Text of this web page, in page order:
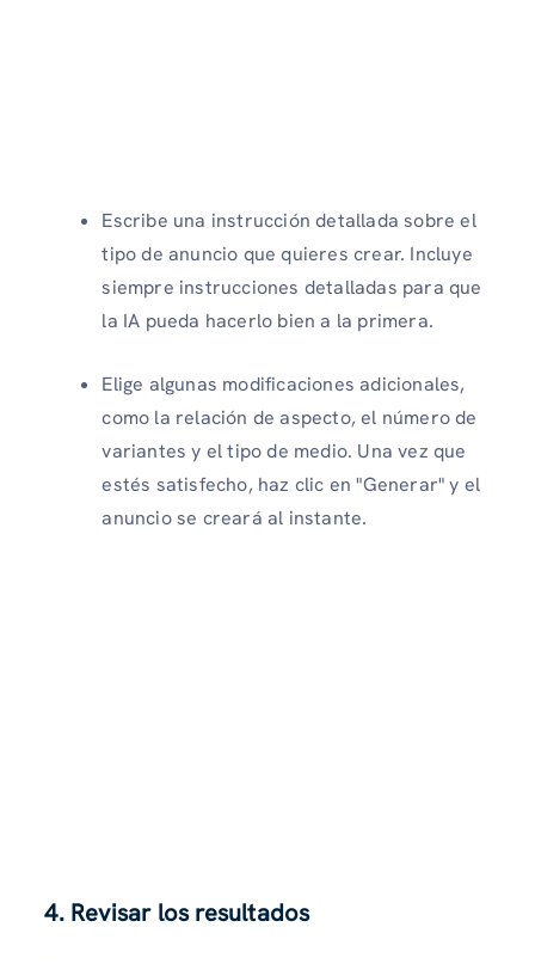
Escribe una instrucción detallada sobre el
tipo de anuncio que quieres crear. Incluye
siempre instrucciones detalladas para que
la IA pueda hacerlo bien a la primera.
Elige algunas modificaciones adicionales,
como la relación de aspecto, el número de
variantes y el tipo de medio. Una vez que
estés satisfecho, haz clic en "Generar" y el
anuncio se creará al instante.
4. Revisar los resultados